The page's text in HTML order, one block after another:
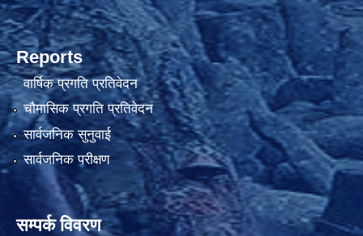
Reports
वार्षिक प्रगति प्रतिवेदन
चौमासिक प्रगति प्रतिवेदन
सार्वजनिक सुनुवाई
सार्वजनिक परीक्षण
सम्पर्क विवरण